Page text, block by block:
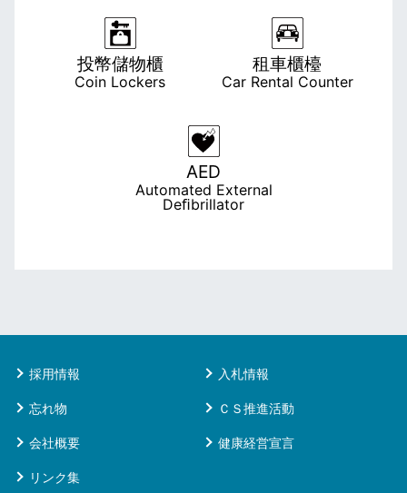
投幣儲物櫃
Coin Lockers
租車櫃檯
Car Rental Counter
AED
Automated External
Deﬁbrillator
採用情報 入札情報
忘れ物 ＣＳ推進活動
会社概要 健康経営宣言
リンク集